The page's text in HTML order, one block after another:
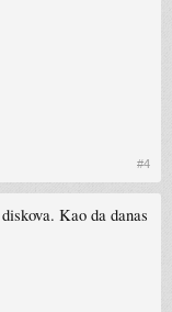
#4
Kao da danas